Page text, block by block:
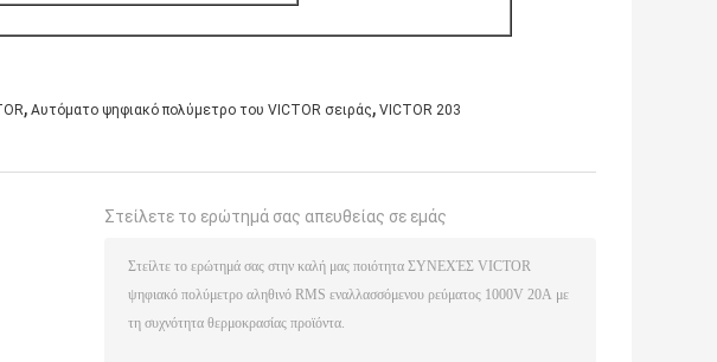
, Αυτόματο ψηφιακό πολύμετρο του VICTOR σειράς, VICTOR 203
Στείλετε το ερώτημά σας απευθείας σε εμάς